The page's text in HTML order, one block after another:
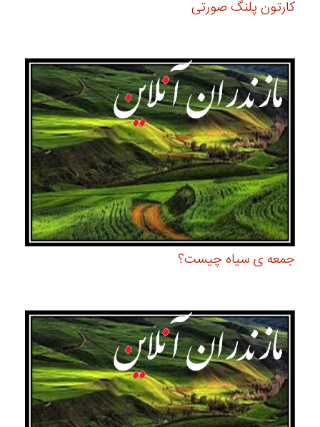
کارتون پلنگ صورتی
جمعه ی سیاه چیست؟